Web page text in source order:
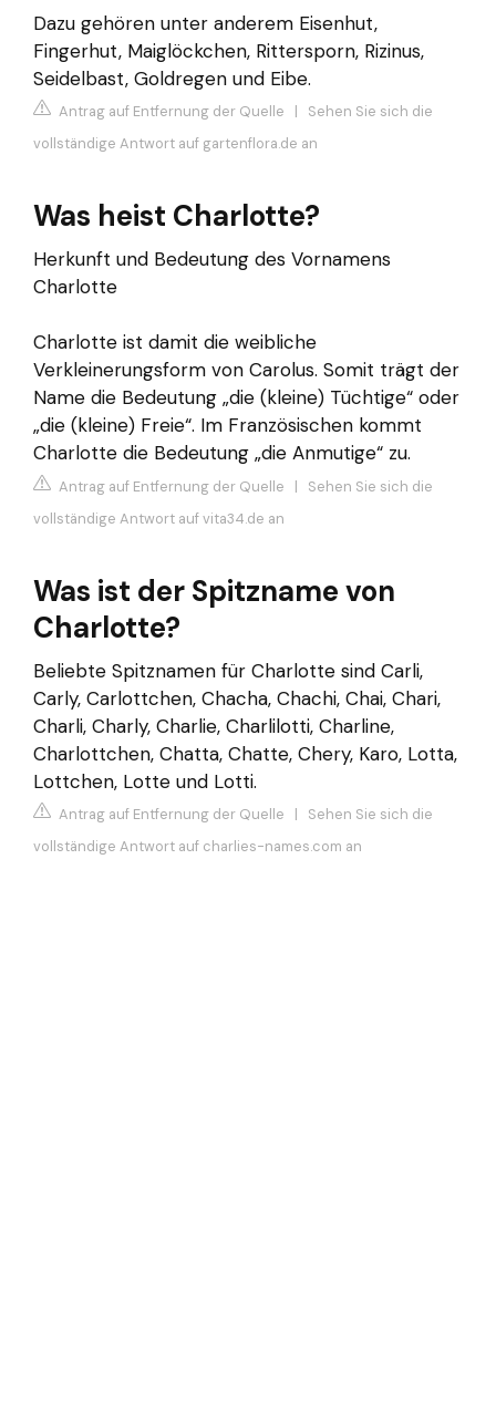
Dazu gehören unter anderem Eisenhut,
Fingerhut, Maiglöckchen, Rittersporn, Rizinus,
Seidelbast, Goldregen und Eibe.
Antrag auf Entfernung der Quelle | Sehen Sie sich die
vollständige Antwort auf gartenflora.de an
Was heist Charlotte?
Herkunft und Bedeutung des Vornamens
Charlotte
Charlotte ist damit die weibliche
Verkleinerungsform von Carolus. Somit trägt der
Name die Bedeutung „die (kleine) Tüchtige“ oder
„die (kleine) Freie“. Im Französischen kommt
Charlotte die Bedeutung „die Anmutige“ zu.
Antrag auf Entfernung der Quelle | Sehen Sie sich die
vollständige Antwort auf vita34.de an
Was ist der Spitzname von
Charlotte?
Beliebte Spitznamen für Charlotte sind Carli,
Carly, Carlottchen, Chacha, Chachi, Chai, Chari,
Charli, Charly, Charlie, Charlilotti, Charline,
Charlottchen, Chatta, Chatte, Chery, Karo, Lotta,
Lottchen, Lotte und Lotti.
Antrag auf Entfernung der Quelle | Sehen Sie sich die
vollständige Antwort auf charlies-names.com an